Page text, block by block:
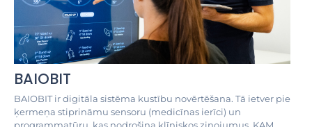
BAIOBIT
BAIOBIT ir digitāla sistēma kustību novērtēšana. Tā ietver pie
ķermeņa stiprināmu sensoru (medicīnas ierīci) un